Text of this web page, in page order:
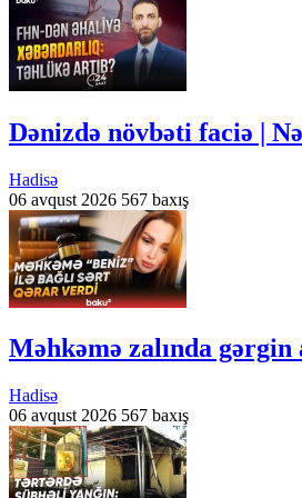
Dənizdə növbəti faciə |
Hadisə
06 avqust 2026 567 baxış
Məhkəmə zalında
Hadisə
06 avqust 2026 567 baxış